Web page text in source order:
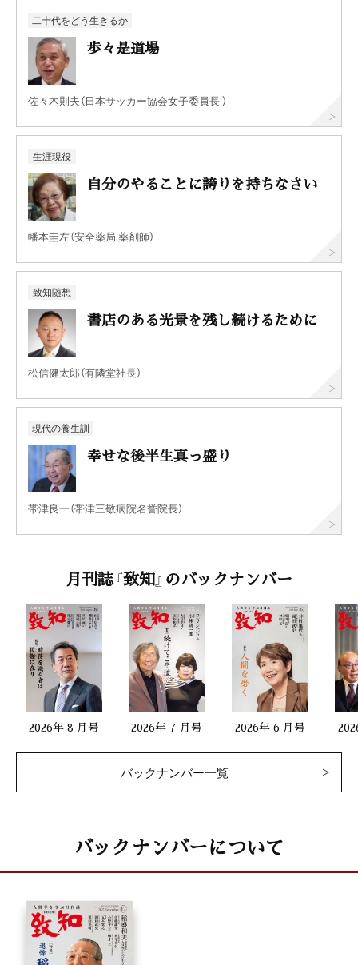
二十代をどう生きるか
歩々是道場
佐々木則夫（日本サッカー協会女子委員長 ）
生涯現役
自分のやることに誇りを持ちなさい
幡本圭左（安全薬局 薬剤師）
致知随想
書店のある光景を残し続けるために
松信健太郎（有隣堂社長）
現代の養生訓
幸せな後半生真っ盛り
帯津良一（帯津三敬病院名誉院長）
月刊誌『致知』のバックナンバー
2026年 8 月号 2026年 7 月号 2026年 6 月号
バックナンバー一覧
バックナンバーについて